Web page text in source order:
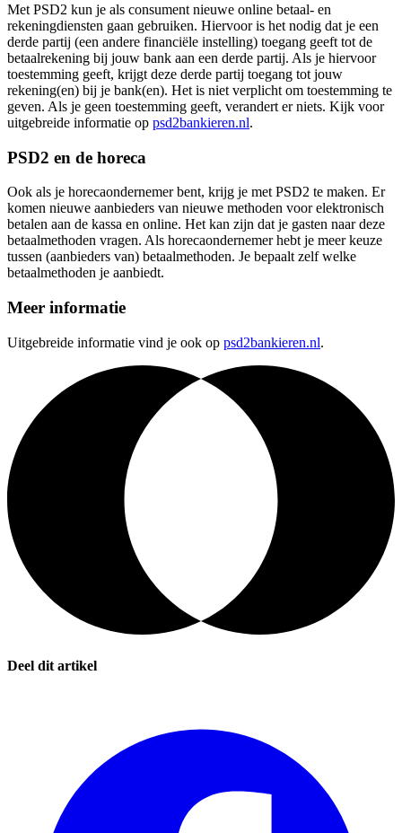
Met PSD2 kun je als consument nieuwe online betaal- en
rekeningdiensten gaan gebruiken. Hiervoor is het nodig dat je een
derde partij (een andere financiële instelling) toegang geeft tot de
betaalrekening bij jouw bank aan een derde partij. Als je hiervoor
toestemming geeft, krijgt deze derde partij toegang tot jouw
rekening(en) bij je bank(en). Het is niet verplicht om toestemming te
geven. Als je geen toestemming geeft, verandert er niets. Kijk voor
uitgebreide informatie op psd2bankieren.nl.
PSD2 en de horeca
Ook als je horecaondernemer bent, krijg je met PSD2 te maken. Er
komen nieuwe aanbieders van nieuwe methoden voor elektronisch
betalen aan de kassa en online. Het kan zijn dat je gasten naar deze
betaalmethoden vragen. Als horecaondernemer hebt je meer keuze
tussen (aanbieders van) betaalmethoden. Je bepaalt zelf welke
betaalmethoden je aanbiedt.
Meer informatie
Uitgebreide informatie vind je ook op psd2bankieren.nl.
Deel dit artikel